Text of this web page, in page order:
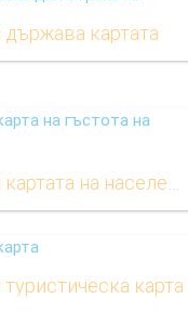
картата
Финландия картата на населението
карта